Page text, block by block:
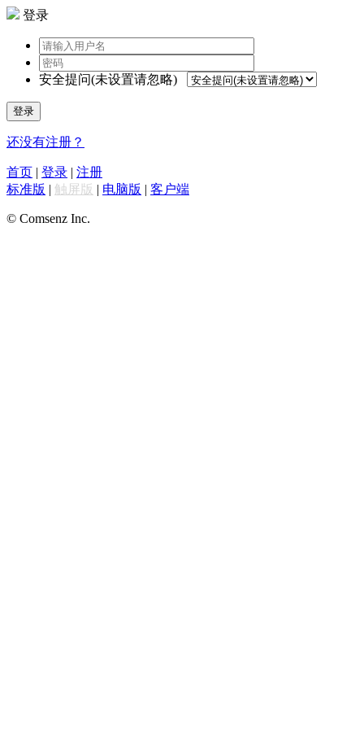
登录
安全提问(未设置请忽略)
登录
还没有注册？
首页 | 登录 | 注册
标准版 | 触屏版 | 电脑版 | 客户端
© Comsenz Inc.